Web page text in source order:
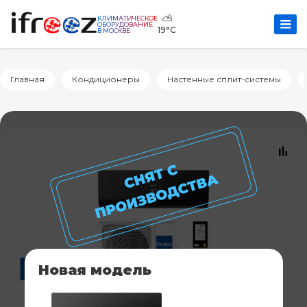
КЛИМАТИЧЕСКОЕ
ОБОРУДОВАНИЕ
В МОСКВЕ
⛅
19°C
Главная Кондиционеры Настенные сплит-системы
Новая модель